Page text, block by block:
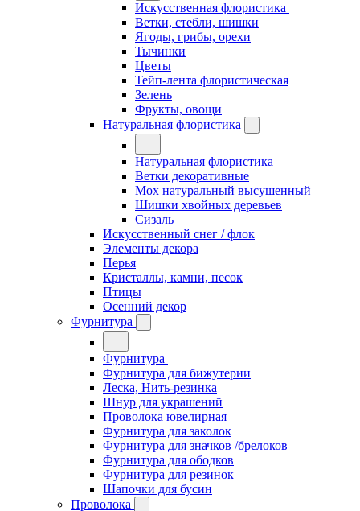
Искусственная флористика
Ветки, стебли, шишки
Ягоды, грибы, орехи
Тычинки
Цветы
Тейп-лента флористическая
Зелень
Фрукты, овощи
Натуральная флористика
Натуральная флористика
Ветки декоративные
Мох натуральный высушенный
Шишки хвойных деревьев
Сизаль
Искусственный снег / флок
Элементы декора
Перья
Кристаллы, камни, песок
Птицы
Осенний декор
Фурнитура
Фурнитура
Фурнитура для бижутерии
Леска, Нить-резинка
Шнур для украшений
Проволока ювелирная
Фурнитура для заколок
Фурнитура для значков /брелоков
Фурнитура для ободков
Фурнитура для резинок
Шапочки для бусин
Проволока